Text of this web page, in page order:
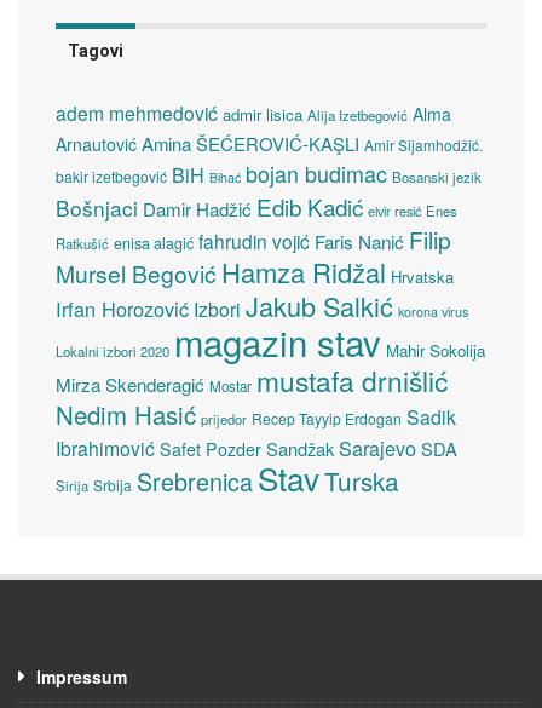
Tagovi
adem mehmedović admir lisica Alija Izetbegović Alma
Arnautović Amina ŠEĆEROVIĆ-KAŞLI Amir Sijamhodžić.
bakir izetbegović BiH Bihać bojan budimac Bosanski jezik
Bošnjaci Damir Hadžić Edib Kadić elvir resić Enes
Ratkušić enisa alagić fahrudin vojić Faris Nanić Filip
Mursel Begović Hamza Ridžal Hrvatska
Irfan Horozović Izbori Jakub Salkić korona virus
Lokalni izbori 2020 magazin stav Mahir Sokolija
Mirza Skenderagić Mostar mustafa drnišlić
Nedim Hasić prijedor Recep Tayyip Erdogan Sadik
Ibrahimović Safet Pozder SandžakSarajevoSDA
Sirija Srbija SrebrenicaStavTurska
Impressum